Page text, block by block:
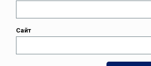
Сайт